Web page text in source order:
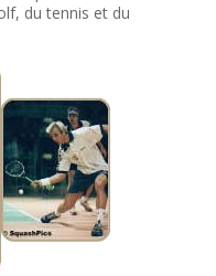
du tennis et du